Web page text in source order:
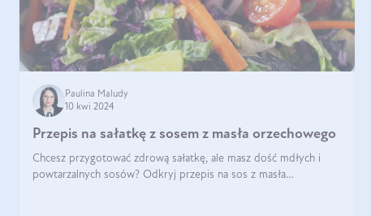
Paulina Maludy
10 kwi 2024
Przepis na sałatkę z sosem z masła orzechowego
Chcesz przygotować zdrową sałatkę, ale masz dość mdłych i
powtarzalnych sosów? Odkryj przepis na sos z masła